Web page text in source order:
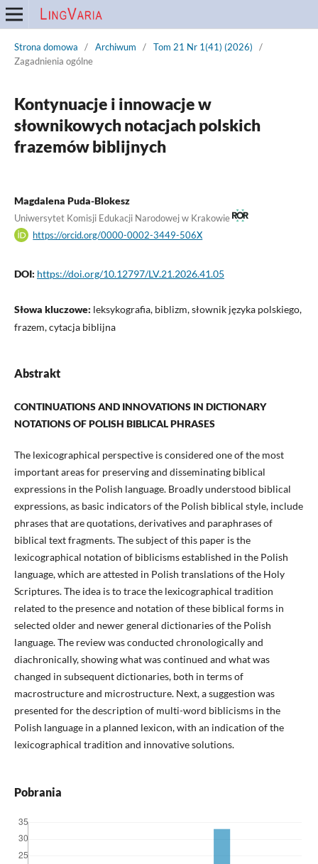
Strona domowa / Archiwum / Tom 21 Nr 1(41) (2026)
/
Zagadnienia ogólne
Kontynuacje i innowacje w
słownikowych notacjach polskich
frazemów biblijnych
Magdalena Puda-Blokesz
Uniwersytet Komisji Edukacji Narodowej w Krakowie
https://orcid.org/0000-0002-3449-506X
DOI: https://doi.org/10.12797/LV.21.2026.41.05
Słowa kluczowe: leksykografia, biblizm, słownik języka polskiego,
frazem, cytacja biblijna
Abstrakt
CONTINUATIONS AND INNOVATIONS IN DICTIONARY
NOTATIONS OF POLISH BIBLICAL PHRASES
The lexicographical perspective is considered one of the most
important areas for preserving and disseminating biblical
expressions in the Polish language. Broadly understood biblical
expressions, as basic indicators of the Polish biblical style, include
phrases that are quotations, derivatives and paraphrases of
biblical text fragments. The subject of this paper is the
lexicographical notation of biblicisms established in the Polish
language, which are attested in Polish translations of the Holy
Scriptures. The idea is to trace the lexicographical tradition
related to the presence and notation of these biblical forms in
selected older and newer general dictionaries of the Polish
language. The review was conducted chronologically and
diachronically, showing what was continued and what was
changed in subsequent dictionaries, both in terms of
macrostructure and microstructure. Next, a suggestion was
presented for the description of multi-word biblicisms in the
Polish language in a planned lexicon, with an indication of the
lexicographical tradition and innovative solutions.
Pobrania